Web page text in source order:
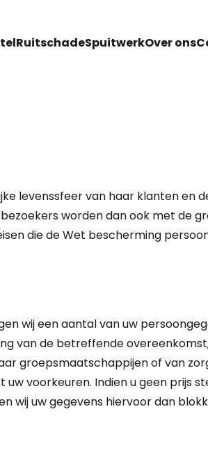
RuitschadeSpuitwerkOver ons
levenssfeer van haar klanten en
worden dan ook met de
die de Wet bescherming
wij een aantal van uw
van de betreffende
groepsmaatschappijen of van
voorkeuren. Indien u geen prijs
wij uw gegevens hiervoor dan